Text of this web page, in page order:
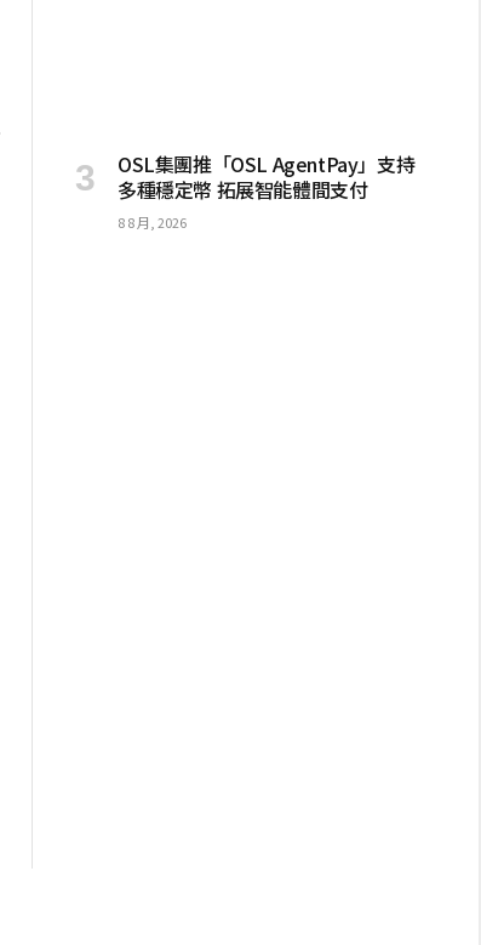
OSL集團推「OSL AgentPay」支持
多種穩定幣 拓展智能體間支付
8 8 月, 2026